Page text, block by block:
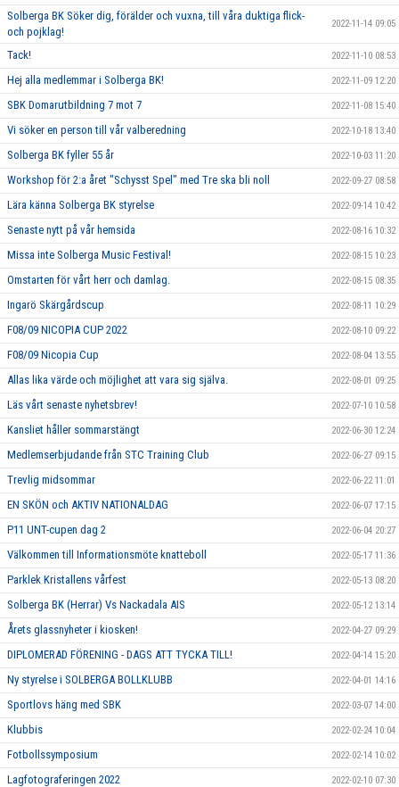
Solberga BK Söker dig, förälder och vuxna, till våra duktiga flick-
och pojklag!
2022-11-14 09:05
Tack! 2022-11-10 08:53
Hej alla medlemmar i Solberga BK! 2022-11-09 12:20
SBK Domarutbildning 7 mot 7 2022-11-08 15:40
Vi söker en person till vår valberedning 2022-10-18 13:40
Solberga BK fyller 55 år 2022-10-03 11:20
Workshop för 2:a året "Schysst Spel" med Tre ska bli noll 2022-09-27 08:58
Lära känna Solberga BK styrelse 2022-09-14 10:42
Senaste nytt på vår hemsida 2022-08-16 10:32
Missa inte Solberga Music Festival! 2022-08-15 10:23
Omstarten för vårt herr och damlag. 2022-08-15 08:35
Ingarö Skärgårdscup 2022-08-11 10:29
F08/09 NICOPIA CUP 2022 2022-08-10 09:22
F08/09 Nicopia Cup 2022-08-04 13:55
Allas lika värde och möjlighet att vara sig själva. 2022-08-01 09:25
Läs vårt senaste nyhetsbrev! 2022-07-10 10:58
Kansliet håller sommarstängt 2022-06-30 12:24
Medlemserbjudande från STC Training Club 2022-06-27 09:15
Trevlig midsommar 2022-06-22 11:01
EN SKÖN och AKTIV NATIONALDAG 2022-06-07 17:15
P11 UNT-cupen dag 2 2022-06-04 20:27
Välkommen till Informationsmöte knatteboll 2022-05-17 11:36
Parklek Kristallens vårfest 2022-05-13 08:20
Solberga BK (Herrar) Vs Nackadala AIS 2022-05-12 13:14
Årets glassnyheter i kiosken! 2022-04-27 09:29
DIPLOMERAD FÖRENING - DAGS ATT TYCKA TILL! 2022-04-14 15:20
Ny styrelse i SOLBERGA BOLLKLUBB 2022-04-01 14:16
Sportlovs häng med SBK 2022-03-07 14:00
Klubbis 2022-02-24 10:04
Fotbollssymposium 2022-02-14 10:02
Lagfotograferingen 2022 2022-02-10 07:30